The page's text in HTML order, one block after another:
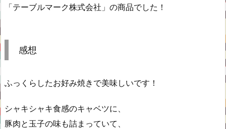
「テーブルマーク株式会社」の商品でした！
感想
ふっくらしたお好み焼きで美味しいです！
シャキシャキ食感のキャベツに、
豚肉と玉子の味も詰まっていて、